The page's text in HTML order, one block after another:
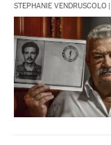
STEPHANIE VENDRUSCOLO |